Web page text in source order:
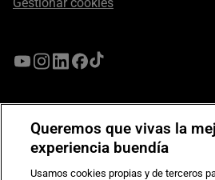
Queremos que vivas la
experiencia buendía
Usamos cookies propias y de terceros